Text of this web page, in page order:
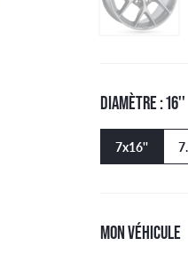
DIAMÈTRE : 16''
7x16''
MON VÉHICULE